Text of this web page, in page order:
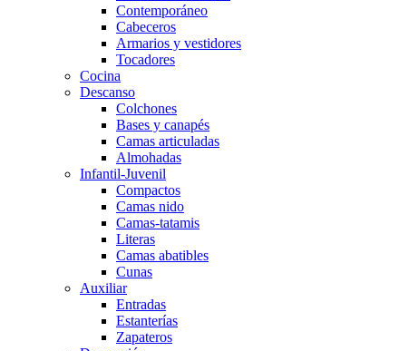
Contemporáneo
Cabeceros
Armarios y vestidores
Tocadores
Cocina
Descanso
Colchones
Bases y canapés
Camas articuladas
Almohadas
Infantil-Juvenil
Compactos
Camas nido
Camas-tatamis
Literas
Camas abatibles
Cunas
Auxiliar
Entradas
Estanterías
Zapateros